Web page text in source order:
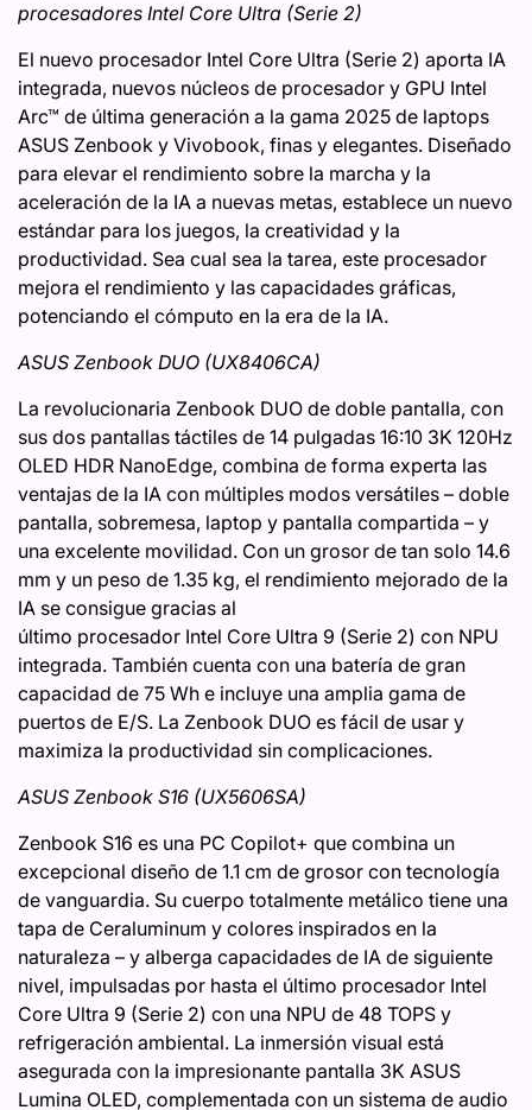
procesadores Intel Core Ultra (Serie 2)
El nuevo procesador Intel Core Ultra (Serie 2) aporta IA
integrada, nuevos núcleos de procesador y GPU Intel
Arc™ de última generación a la gama 2025 de laptops
ASUS Zenbook y Vivobook, finas y elegantes. Diseñado
para elevar el rendimiento sobre la marcha y la
aceleración de la IA a nuevas metas, establece un nuevo
estándar para los juegos, la creatividad y la
productividad. Sea cual sea la tarea, este procesador
mejora el rendimiento y las capacidades gráficas,
potenciando el cómputo en la era de la IA.
ASUS Zenbook DUO (UX8406​CA)
La revolucionaria Zenbook DUO de doble pantalla, con
sus dos pantallas táctiles de 14 pulgadas 16:10 3K 120Hz
OLED HDR NanoEdge, combina de forma experta las
ventajas de la IA con múltiples modos versátiles – doble
pantalla, sobremesa, laptop y pantalla compartida – y
una excelente movilidad. Con un grosor de tan solo 14.6
mm y un peso de 1.35 kg, el rendimiento mejorado de la
IA se consigue gracias al
último procesador Intel Core Ultra 9 (Serie 2) con NPU
integrada. También cuenta con una batería de gran
capacidad de 75 Wh e incluye una amplia gama de
puertos de E/S. La Zenbook DUO es fácil de usar y
maximiza la productividad sin complicaciones.
ASUS Zenbook S16 (UX5606​SA)
Zenbook S16 es una PC Copilot+ que combina un
excepcional diseño de 1.1 cm de grosor con tecnología
de vanguardia. Su cuerpo totalmente metálico tiene una
tapa de Ceraluminum y colores inspirados en la
naturaleza – y alberga capacidades de IA de siguiente
nivel, impulsadas por hasta el último procesador Intel
Core Ultra 9 (Serie 2) con una NPU de 48 TOPS y
refrigeración ambiental. La inmersión visual está
asegurada con la impresionante pantalla 3K ASUS
Lumina OLED, complementada con un sistema de audio